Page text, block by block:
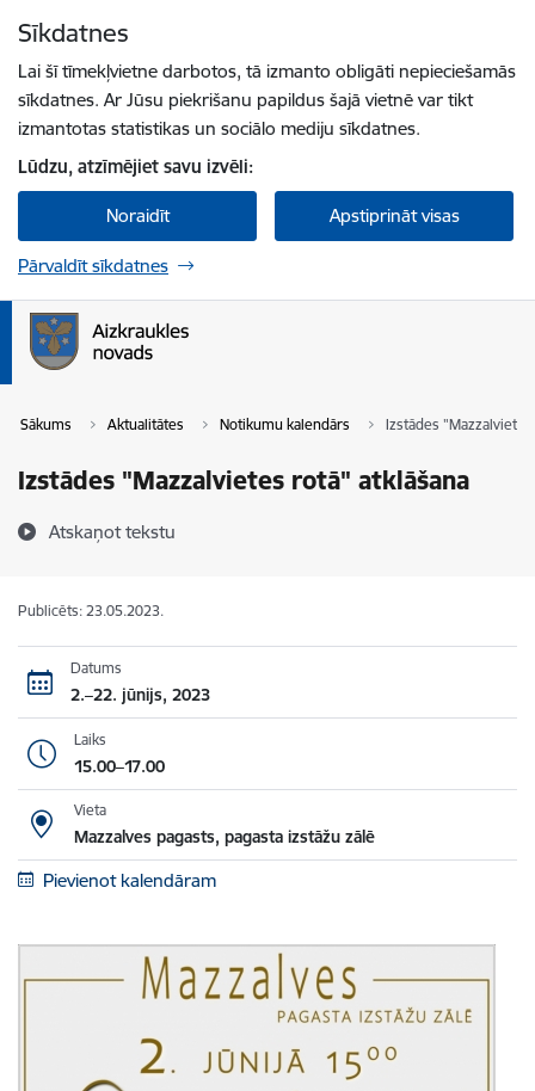
Sīkdatnes
Lai šī tīmekļvietne darbotos, tā izmanto obligāti nepieciešamās
sīkdatnes. Ar Jūsu piekrišanu papildus šajā vietnē var tikt
izmantotas statistikas un sociālo mediju sīkdatnes.
Lūdzu, atzīmējiet savu izvēli:
Noraidīt Apstiprināt visas
Pārvaldīt sīkdatnes
Sākums Aktualitātes Notikumu kalendārs Izstādes
Izstādes "Mazzalvietes rotā" atklāšana
Atskaņot tekstu
Publicēts: 23.05.2023.
Datums
2.–22. jūnijs, 2023
Laiks
15.00–17.00
Vieta
Mazzalves pagasts, pagasta izstāžu zālē
Pievienot kalendāram